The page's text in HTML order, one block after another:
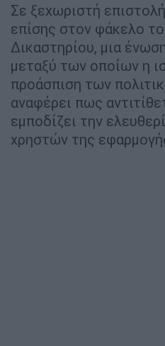
Σε ξεχωριστή
επίσης στον φάκελο
Δικαστηρίου, μια
μεταξύ των οποίων η
προάσπιση των
αναφέρει πως
εμποδίζει την
χρηστών της